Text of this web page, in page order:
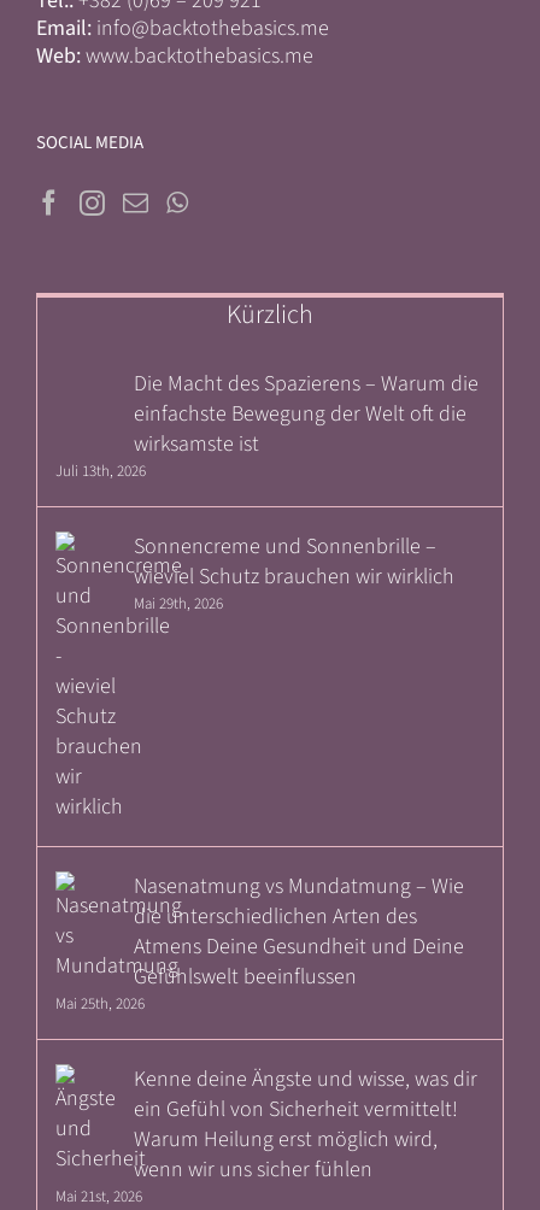
Email: info@backtothebasics.me
Web:www.backtothebasics.me
SOCIAL MEDIA
Kürzlich
Die Macht des Spazierens – Warum die
einfachste Bewegung der Welt oft die
wirksamste ist
Juli 13th, 2026
Sonnencreme und Sonnenbrille –
wieviel Schutz brauchen wir wirklich
Mai 29th, 2026
Nasenatmung vs Mundatmung – Wie
die unterschiedlichen Arten des
Atmens Deine Gesundheit und Deine
Gefühlswelt beeinflussen
Mai 25th, 2026
Kenne deine Ängste und wisse, was dir
ein Gefühl von Sicherheit vermittelt!
Warum Heilung erst möglich wird,
wenn wir uns sicher fühlen
Mai 21st, 2026